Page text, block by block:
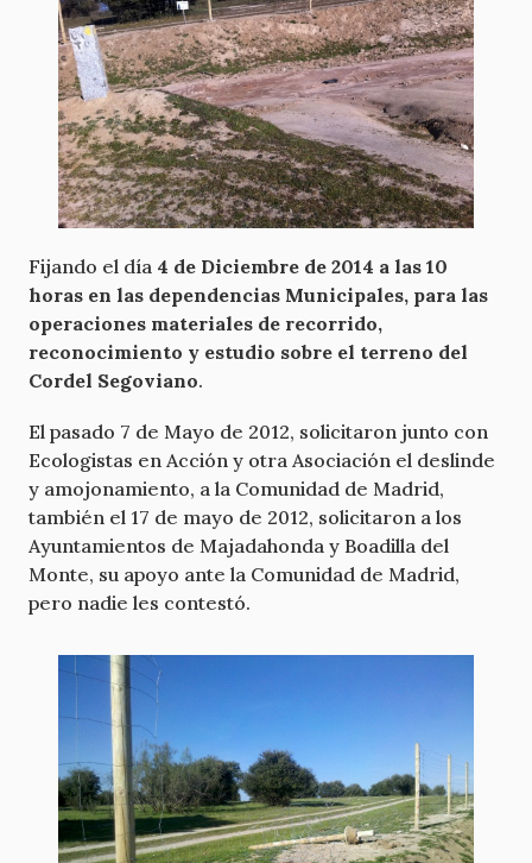
Fijando el día 4 de Diciembre de 2014 a las 10
horas en las dependencias Municipales, para las
operaciones materiales de recorrido,
reconocimiento y estudio sobre el terreno del
Cordel Segoviano.
El pasado 7 de Mayo de 2012, solicitaron junto con
Ecologistas en Acción y otra Asociación el deslinde
y amojonamiento, a la Comunidad de Madrid,
también el 17 de mayo de 2012, solicitaron a los
Ayuntamientos de Majadahonda y Boadilla del
Monte, su apoyo ante la Comunidad de Madrid,
pero nadie les contestó.